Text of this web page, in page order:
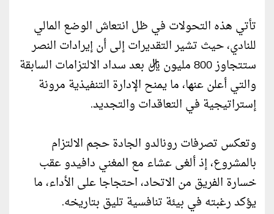
تأتي هذه التحولات في ظل انتعاش الوضع المالي
للنادي، حيث تشير التقديرات إلى أن إيرادات النصر
ستتجاوز 800 مليون ريال بعد سداد الالتزامات السابقة
والتي أعلن عنها، ما يمنح الإدارة التنفيذية مرونة
إستراتيجية في التعاقدات والتجديد.
وتعكس تصرفات رونالدو الجادة حجم الالتزام
بالمشروع، إذ ألغى عشاء مع المغني دافيدو عقب
خسارة الفريق من الاتحاد، احتجاجا على الأداء، ما
يؤكد رغبته في بيئة تنافسية تليق بتاريخه.